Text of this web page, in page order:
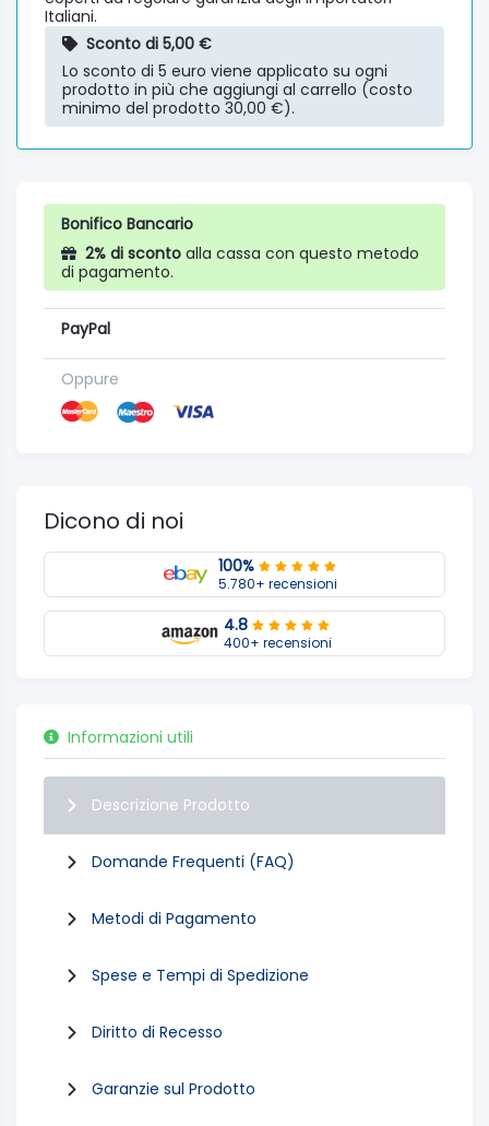
Italiani.
Sconto di 5,00 €
Lo sconto di 5 euro viene applicato su ogni
prodotto in più che aggiungi al carrello (costo
minimo del prodotto 30,00 €).
Bonifico Bancario
2% di sconto alla cassa con questo metodo
di pagamento.
PayPal
Oppure
Dicono di noi
100%
5.780+ recensioni
4.8
400+ recensioni
Informazioni utili
Descrizione Prodotto
Domande Frequenti (FAQ)
Metodi di Pagamento
Spese e Tempi di Spedizione
Diritto di Recesso
Garanzie sul Prodotto